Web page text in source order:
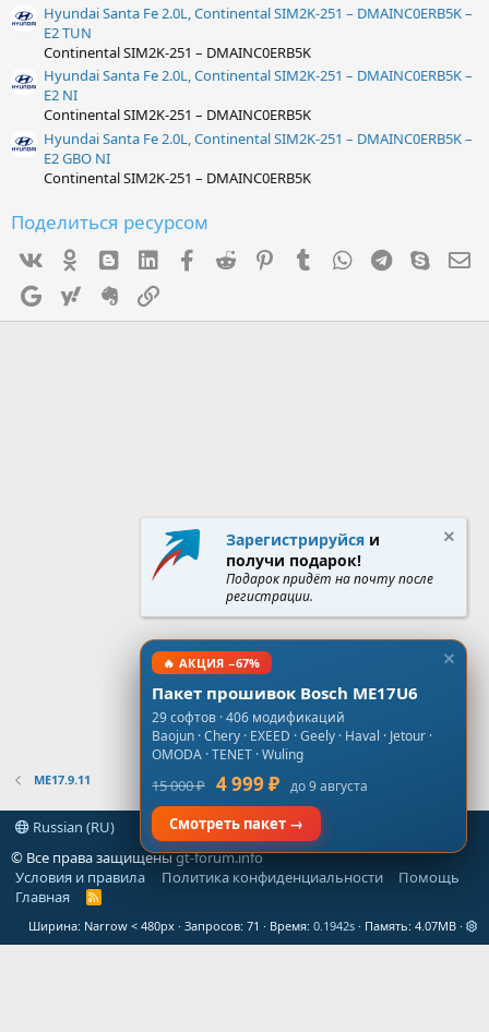
Hyundai Santa Fe 2.0L, Continental SIM2K-251 – DMAINC0ERB5K –
E2 TUN
Continental SIM2K-251 – DMAINC0ERB5K
Hyundai Santa Fe 2.0L, Continental SIM2K-251 – DMAINC0ERB5K –
E2 NI
Continental SIM2K-251 – DMAINC0ERB5K
Hyundai Santa Fe 2.0L, Continental SIM2K-251 – DMAINC0ERB5K –
E2 GBO NI
Continental SIM2K-251 – DMAINC0ERB5K
Поделиться ресурсом
Ok mes_blogger
Linked InFacebook
Reddit PinterestTumblr WhatsAppTelegram
Skype
Google Yahoo Evernote
ME17.9.11
Russian (RU)
© Все права защищеныgt-forum.info
Условия и правила
Политика конфиденциальности
Помощь
Главная
R
S
Ширина Запросов 71 Время 0.1942s Память 4.07MB
Зарегистрируйся и
получи подарок!
Подарок придёт на почту после
регистрации.
🔥 АКЦИЯ −67%
Пакет прошивок Bosch ME17U6
29 софтов · 406 модификаций
Baojun · Chery · EXEED · Geely · Haval · Jetour ·
OMODA · TENET · Wuling
15 000 ₽ 4 999 ₽ до 9 августа
Смотреть пакет →